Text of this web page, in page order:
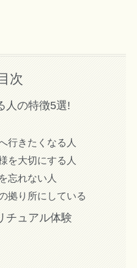
次
人の特徴5選!
行きたくなる人
を大切にする人
忘れない人
拠り所にしている
チュアル体験